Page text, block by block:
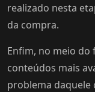
realizado nesta
da compra.
Enfim, no meio do
conteúdos mais
problema daquele